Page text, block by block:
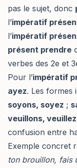
pas le sujet, donc
l’impératif
l’impératif
présent prendre
verbes des 2e et
Pour l’impératif
ayez. Les formes
soyons, soyez ;
veuillons, veuillez
confusion entre
Exemple concret
ton brouillon, fais